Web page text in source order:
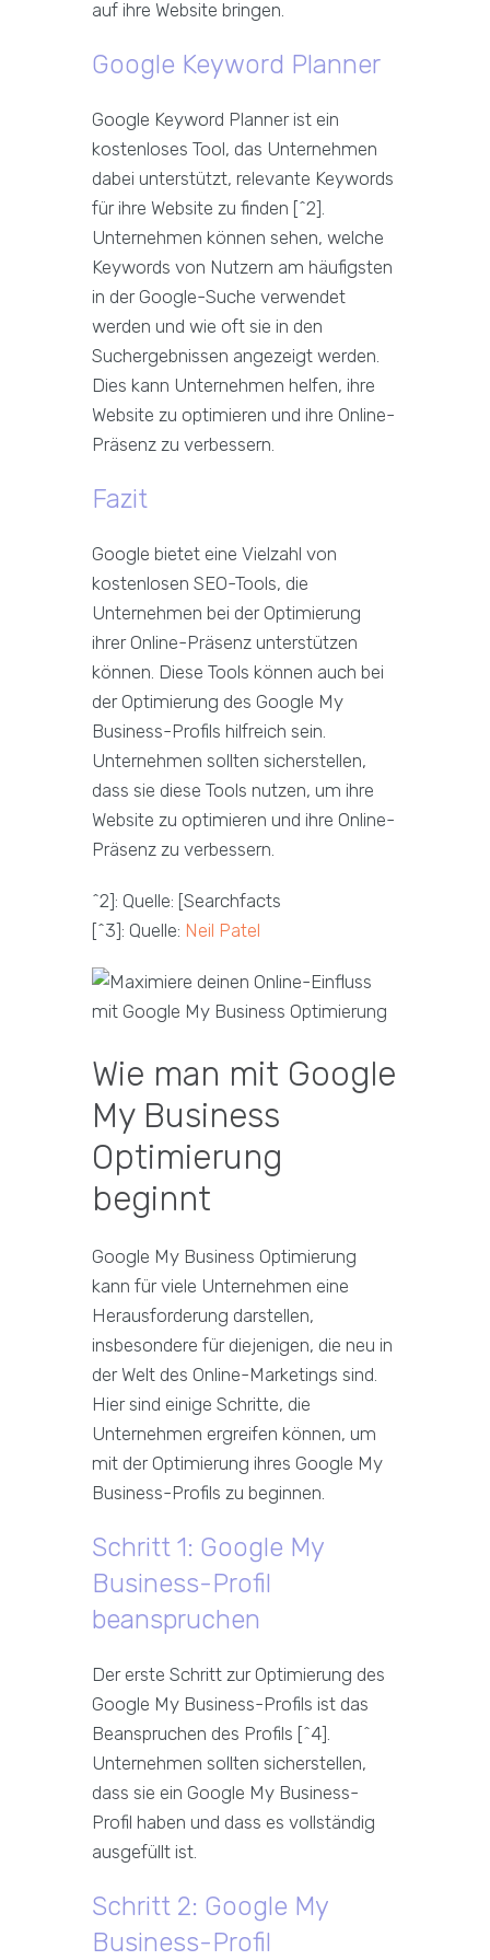
auf ihre Website bringen.
Google Keyword Planner
Google Keyword Planner ist ein
kostenloses Tool, das Unternehmen
dabei unterstützt, relevante Keywords
für ihre Website zu finden [^2].
Unternehmen können sehen, welche
Keywords von Nutzern am häufigsten
in der Google-Suche verwendet
werden und wie oft sie in den
Suchergebnissen angezeigt werden.
Dies kann Unternehmen helfen, ihre
Website zu optimieren und ihre Online-
Präsenz zu verbessern.
Fazit
Google bietet eine Vielzahl von
kostenlosen SEO-Tools, die
Unternehmen bei der Optimierung
ihrer Online-Präsenz unterstützen
können. Diese Tools können auch bei
der Optimierung des Google My
Business-Profils hilfreich sein.
Unternehmen sollten sicherstellen,
dass sie diese Tools nutzen, um ihre
Website zu optimieren und ihre Online-
Präsenz zu verbessern.
^2]: Quelle: [Searchfacts
[^3]: Quelle: Neil Patel
Wie man mit Google
My Business
Optimierung
beginnt
Google My Business Optimierung
kann für viele Unternehmen eine
Herausforderung darstellen,
insbesondere für diejenigen, die neu in
der Welt des Online-Marketings sind.
Hier sind einige Schritte, die
Unternehmen ergreifen können, um
mit der Optimierung ihres Google My
Business-Profils zu beginnen.
Schritt 1: Google My
Business-Profil
beanspruchen
Der erste Schritt zur Optimierung des
Google My Business-Profils ist das
Beanspruchen des Profils [^4].
Unternehmen sollten sicherstellen,
dass sie ein Google My Business-
Profil haben und dass es vollständig
ausgefüllt ist.
Schritt 2: Google My
Business-Profil